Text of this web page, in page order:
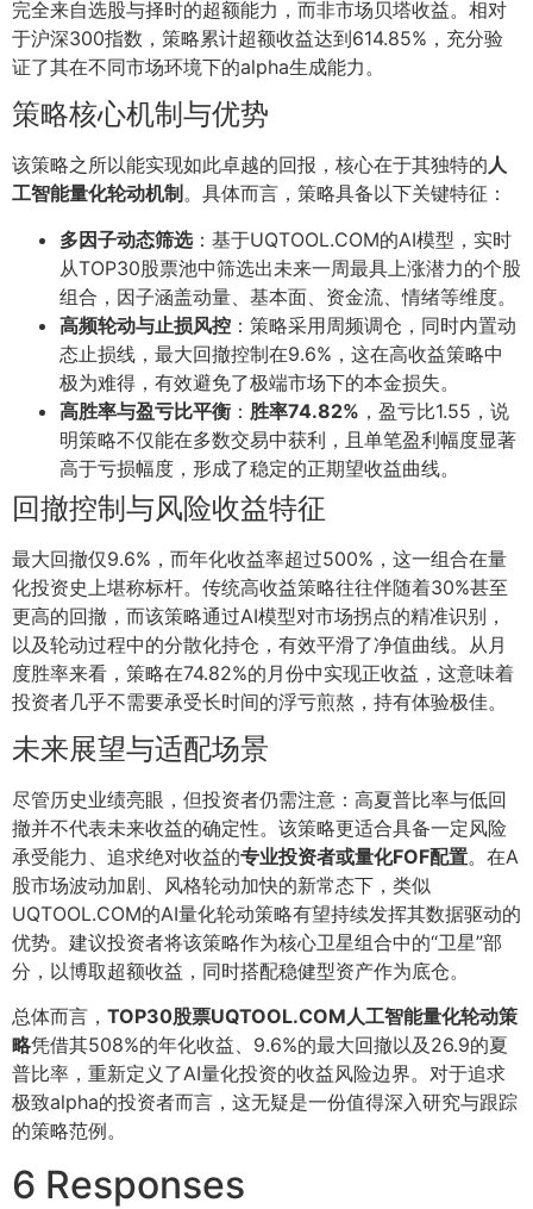
完全来自选股与择时的超额能力，而非市场贝塔收益。相对
于沪深300指数，策略累计超额收益达到614.85%，充分验
证了其在不同市场环境下的alpha生成能力。
策略核心机制与优势
该策略之所以能实现如此卓越的回报，核心在于其独特的人
工智能量化轮动机制 。具体而言，策略具备以下关键特征：
多因子动态筛选：基于UQTOOL.COM的AI模型，实时
从TOP30股票池中筛选出未来一周最具上涨潜力的个股
组合，因子涵盖动量、基本面、资金流、情绪等维度。
高频轮动与止损风控 ：策略采用周频调仓，同时内置动
态止损线，最大回撤控制在9.6%，这在高收益策略中
极为难得，有效避免了极端市场下的本金损失。
高胜率与盈亏比平衡 ： 胜率74.82% ，盈亏比1.55，说
明策略不仅能在多数交易中获利，且单笔盈利幅度显著
高于亏损幅度，形成了稳定的正期望收益曲线。
回撤控制与风险收益特征
最大回撤仅9.6%，而年化收益率超过500%，这一组合在量
化投资史上堪称标杆。传统高收益策略往往伴随着30%甚至
更高的回撤，而该策略通过AI模型对市场拐点的精准识别，
以及轮动过程中的分散化持仓，有效平滑了净值曲线。从月
度胜率来看，策略在74.82%的月份中实现正收益，这意味着
投资者几乎不需要承受长时间的浮亏煎熬，持有体验极佳。
未来展望与适配场景
尽管历史业绩亮眼，但投资者仍需注意：高夏普比率与低回
撤并不代表未来收益的确定性。该策略更适合具备一定风险
承受能力、追求绝对收益的专业投资者或量化FOF配置。在A
股市场波动加剧、风格轮动加快的新常态下，类似
UQTOOL.COM的AI量化轮动策略有望持续发挥其数据驱动的
优势。建议投资者将该策略作为核心卫星组合中的“卫星”部
分，以博取超额收益，同时搭配稳健型资产作为底仓。
总体而言， TOP30股票UQTOOL.COM人工智能量化轮动策
略凭借其508%的年化收益、9.6%的最大回撤以及26.9的夏
普比率，重新定义了AI量化投资的收益风险边界。对于追求
极致alpha的投资者而言，这无疑是一份值得深入研究与跟踪
的策略范例。
6 Responses